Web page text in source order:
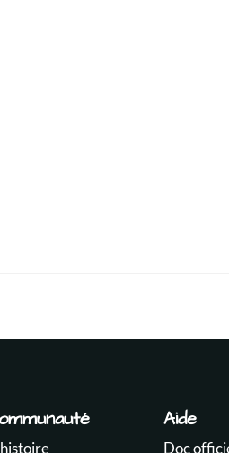
Aide
Doc